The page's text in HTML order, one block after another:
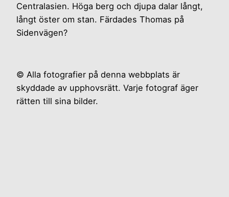
Centralasien. Höga berg och djupa dalar långt,
långt öster om stan. Färdades Thomas på
Sidenvägen?
© Alla fotografier på denna webbplats är
skyddade av upphovsrätt. Varje fotograf äger
rätten till sina bilder.